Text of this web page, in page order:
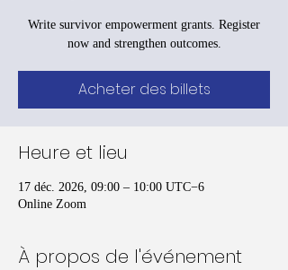
Write survivor empowerment grants. Register
now and strengthen outcomes.
Acheter des billets
Heure et lieu
17 déc. 2026, 09:00 – 10:00 UTC−6
Online Zoom
À propos de l'événement